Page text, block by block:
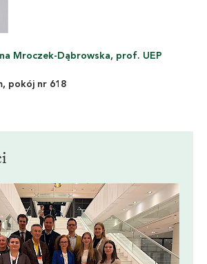
Mroczek-Dąbrowska, prof. UEP
pokój nr 618